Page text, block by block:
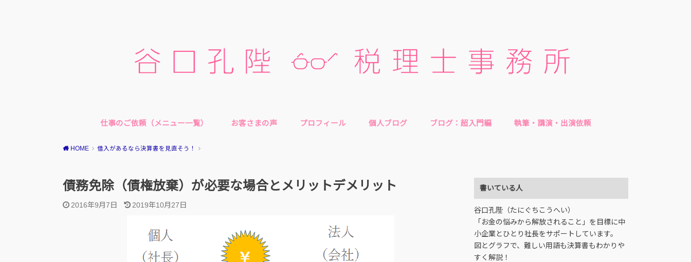
仕事のご依頼（メニュー一覧）
メニュー一覧
オンライン単発税金相談
顧問契約
当事務所の強み
お客さまの声 プロフィール 個人ブログ ブログ：超入門編 執筆・講演・出演依頼
HOME 借入があるなら決算書を見直そう！
債務免除（債権放棄）が必要な場合とメリットデメリット
2016年9月7日 2019年10月27日
書いている人
谷口孔陛（たにぐちこうへい）
「お金の悩みから解放されること」を目標に中
小企業とひとり社長をサポートしています。
図とグラフで、難しい用語も決算書もわかりや
すく解説！